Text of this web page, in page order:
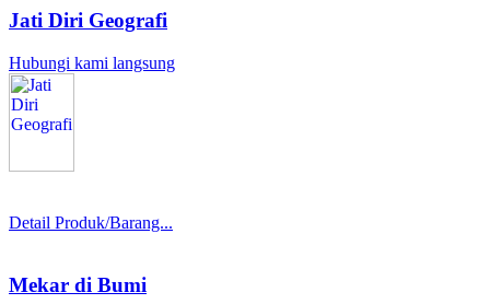
Jati Diri Geografi
Hubungi kami langsung
Detail Produk/Barang...
Mekar di Bumi